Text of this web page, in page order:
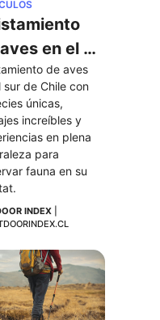
en el
de Chilede aves
sur de Chile con
únicas,
increíbles y
en plena
para
fauna en su
INDEX